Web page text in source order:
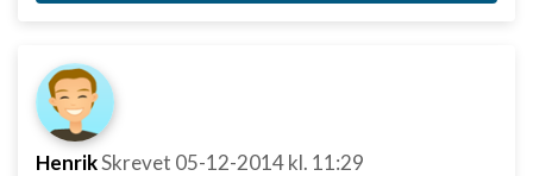
HenrikSkrevet 05-12-2014kl. 11:29